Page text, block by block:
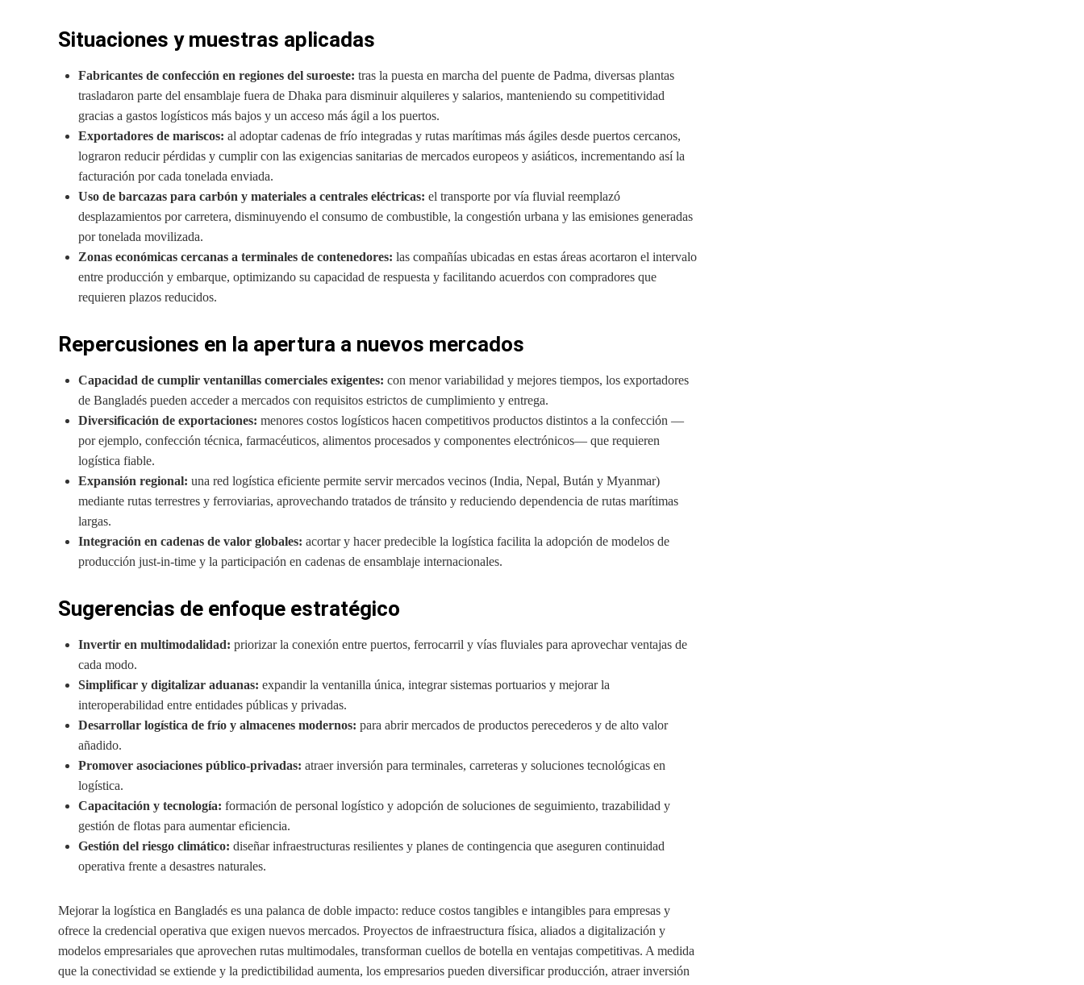
Situaciones y muestras aplicadas
Fabricantes de confección en regiones del suroeste: tras la puesta en marcha del puente de Padma, diversas plantas
trasladaron parte del ensamblaje fuera de Dhaka para disminuir alquileres y salarios, manteniendo su competitividad
gracias a gastos logísticos más bajos y un acceso más ágil a los puertos.
Exportadores de mariscos: al adoptar cadenas de frío integradas y rutas marítimas más ágiles desde puertos cercanos,
lograron reducir pérdidas y cumplir con las exigencias sanitarias de mercados europeos y asiáticos, incrementando así la
facturación por cada tonelada enviada.
Uso de barcazas para carbón y materiales a centrales eléctricas: el transporte por vía fluvial reemplazó
desplazamientos por carretera, disminuyendo el consumo de combustible, la congestión urbana y las emisiones generadas
por tonelada movilizada.
Zonas económicas cercanas a terminales de contenedores: las compañías ubicadas en estas áreas acortaron el intervalo
entre producción y embarque, optimizando su capacidad de respuesta y facilitando acuerdos con compradores que
requieren plazos reducidos.
Repercusiones en la apertura a nuevos mercados
Capacidad de cumplir ventanillas comerciales exigentes: con menor variabilidad y mejores tiempos, los exportadores
de Bangladés pueden acceder a mercados con requisitos estrictos de cumplimiento y entrega.
Diversificación de exportaciones: menores costos logísticos hacen competitivos productos distintos a la confección —
por ejemplo, confección técnica, farmacéuticos, alimentos procesados y componentes electrónicos— que requieren
logística fiable.
Expansión regional: una red logística eficiente permite servir mercados vecinos (India, Nepal, Bután y Myanmar)
mediante rutas terrestres y ferroviarias, aprovechando tratados de tránsito y reduciendo dependencia de rutas marítimas
largas.
Integración en cadenas de valor globales: acortar y hacer predecible la logística facilita la adopción de modelos de
producción just-in-time y la participación en cadenas de ensamblaje internacionales.
Sugerencias de enfoque estratégico
Invertir en multimodalidad: priorizar la conexión entre puertos, ferrocarril y vías fluviales para aprovechar ventajas de
cada modo.
Simplificar y digitalizar aduanas: expandir la ventanilla única, integrar sistemas portuarios y mejorar la
interoperabilidad entre entidades públicas y privadas.
Desarrollar logística de frío y almacenes modernos: para abrir mercados de productos perecederos y de alto valor
añadido.
Promover asociaciones público-privadas: atraer inversión para terminales, carreteras y soluciones tecnológicas en
logística.
Capacitación y tecnología: formación de personal logístico y adopción de soluciones de seguimiento, trazabilidad y
gestión de flotas para aumentar eficiencia.
Gestión del riesgo climático: diseñar infraestructuras resilientes y planes de contingencia que aseguren continuidad
operativa frente a desastres naturales.
Mejorar la logística en Bangladés es una palanca de doble impacto: reduce costos tangibles e intangibles para empresas y
ofrece la credencial operativa que exigen nuevos mercados. Proyectos de infraestructura física, aliados a digitalización y
modelos empresariales que aprovechen rutas multimodales, transforman cuellos de botella en ventajas competitivas. A medida
que la conectividad se extiende y la predictibilidad aumenta, los empresarios pueden diversificar producción, atraer inversión